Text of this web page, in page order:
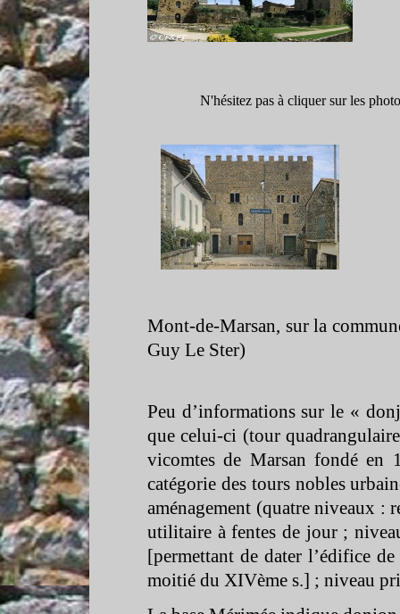
N'hésitez pas à cliquer sur les
Mont-de-Marsan, sur la
Guy Le Ster)
Peu d’informations sur le «
que celui-ci (tour
vicomtes de Marsan fondé en
catégorie des tours nobles
aménagement (quatre niveaux :
utilitaire à fentes de jour ;
[permettant de dater l’édifice
moitié du XIVème s.] ; niveau